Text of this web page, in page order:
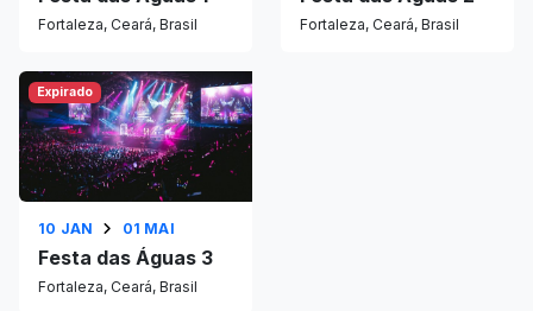
Fortaleza, Ceará, Brasil Fortaleza, Ceará, Brasil
10 JAN 01 MAI
Festa das Águas 3
Fortaleza, Ceará, Brasil
Expirado